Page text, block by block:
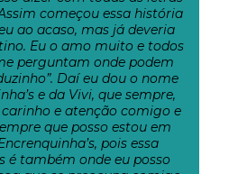
Assim começou essa história
ao acaso, mas já deveria
Eu o amo muito e todos
perguntam onde podem
Daí eu dou o nome
e da Vivi, que sempre,
e atenção comigo e
que posso estou em
pois essa
é também onde eu posso